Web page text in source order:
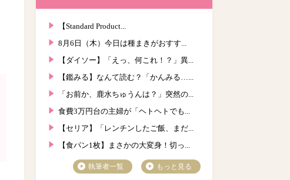
【Standard Product...
8月6日（木）今日は種まきがおすす...
【ダイソー】「えっ、何これ！？」異...
【鑑みる】なんて読む？「かんみる…...
「お前か、鹿水ちゅうんは？」突然の...
食費3万円台の主婦が「ヘトヘトでも...
【セリア】「レンチンしたご飯、まだ...
【食パン1枚】まさかの大変身！切っ...
執筆者一覧 もっと見る